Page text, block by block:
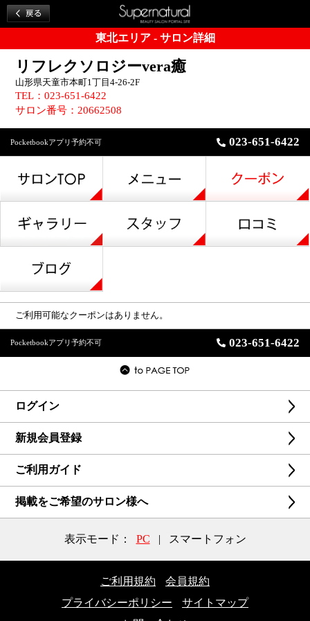
東北エリア - サロン詳細
リフレクソロジーvera癒
山形県天童市本町1丁目4-26-2F
TEL：023-651-6422
サロン番号：20662508
Pocketbookアプリ予約不可 023-651-6422
ご利用可能なクーポンはありません。
Pocketbookアプリ予約不可 023-651-6422
ログイン
新規会員登録
ご利用ガイド
掲載をご希望のサロン様へ
表示モード： PC | スマートフォン
ご利用規約
会員規約
プライバシーポリシー
サイトマップ